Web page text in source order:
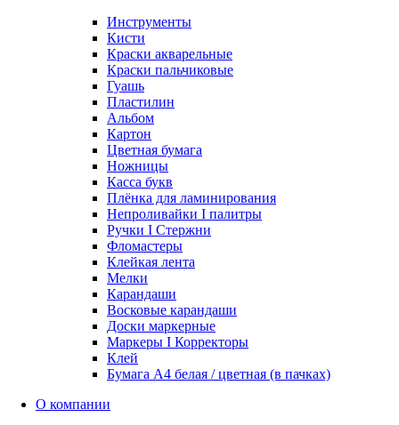
Инструменты
Кисти
Краски акварельные
Краски пальчиковые
Гуашь
Пластилин
Альбом
Картон
Цветная бумага
Ножницы
Касса букв
Плёнка для ламинирования
Непроливайки I палитры
Ручки I Стержни
Фломастеры
Клейкая лента
Мелки
Карандаши
Восковые карандаши
Доски маркерные
Маркеры I Корректоры
Клей
Бумага А4 белая / цветная (в пачках)
О компании